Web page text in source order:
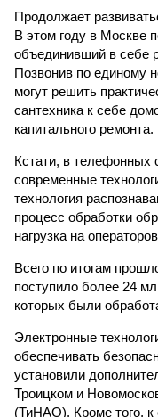
Продолжает
В этом году в Москве
объединивший в себе
Позвонив по единому
могут решить
сантехника к себе
капитального ремонта.
Кстати, в телефонных
современные
технология
процесс обработки
нагрузка на
Всего по итогам
поступило более 24
которых были
Электронные
обеспечивать
установили
Троицком и
(ТиНАО). Кроме того, к